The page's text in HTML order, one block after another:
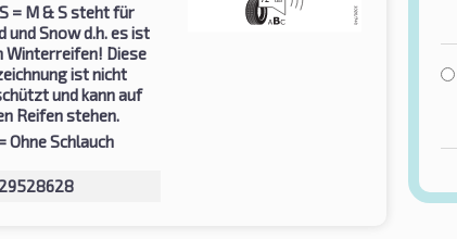
= M & S steht für
und Snow d.h. es ist
Winterreifen! Diese
ist nicht
und kann auf
Reifen stehen.
Ohne Schlauch